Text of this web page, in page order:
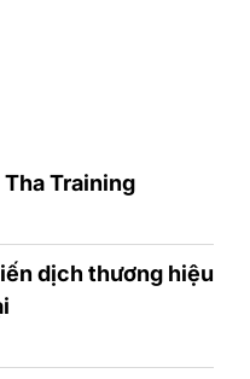
Training
dịch thương hiệu